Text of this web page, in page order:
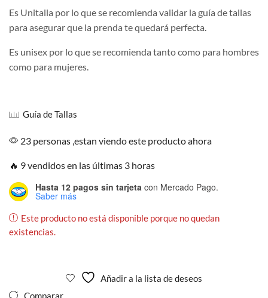
Es Unitalla por lo que se recomienda validar la guía de tallas
para asegurar que la prenda te quedará perfecta.
Es unisex por lo que se recomienda tanto como para hombres
como para mujeres.
Guía de Tallas
23 personas ,estan viendo este producto ahora
🔥 9 vendidos en las últimas 3 horas
Hasta 12 pagos sin tarjeta con Mercado Pago.
Saber más
Este producto no está disponible porque no quedan
existencias.
Añadir a la lista de deseos
Comparar